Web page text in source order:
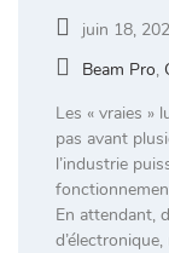
juin 18,
Beam Pro,
Les « vraies »
pas avant
l’industrie
En attendant,